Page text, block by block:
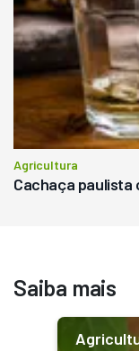
Agricultura
Cachaça
Saiba mais